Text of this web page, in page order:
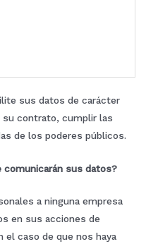
sus datos de carácter
su contrato, cumplir las
de los poderes públicos.
comunicarán sus datos?
a ninguna empresa
en sus acciones de
caso de que nos haya